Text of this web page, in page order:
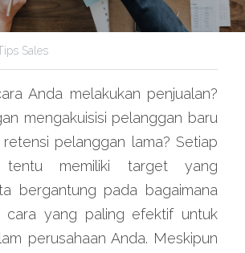
Sales
Anda melakukan penjualan?
mengakuisisi pelanggan baru
pelanggan lama? Setiap
tentu memiliki target yang
bergantung pada bagaimana
cara yang paling efektif untuk
perusahaan Anda. Meskipun